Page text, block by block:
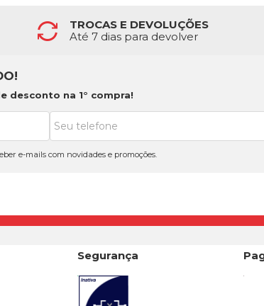
TROCAS E DEVOLUÇÕES
Até 7 dias para devolver
desconto na 1° compra!
e-mails com novidades e promoções.
Segurança